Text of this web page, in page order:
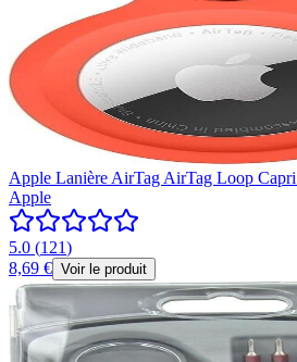
Apple Lanière AirTag AirTag Loop
Apple
5.0 (121)
8,69 € Voir le produit